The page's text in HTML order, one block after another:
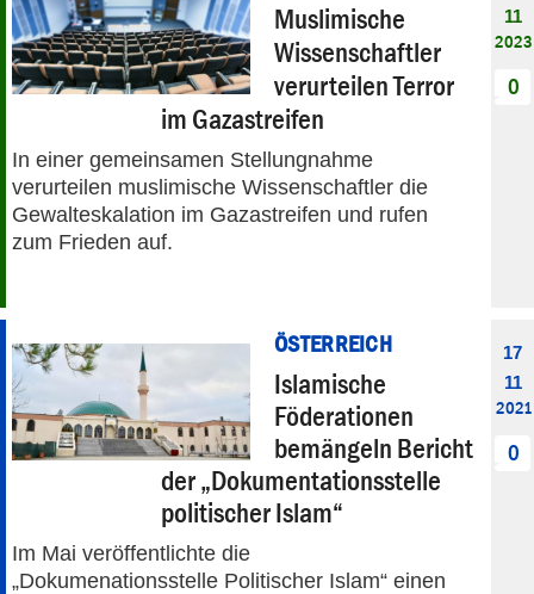
Muslimische
Wissenschaftler
verurteilen Terror
im Gazastreifen
In einer gemeinsamen Stellungnahme
verurteilen muslimische Wissenschaftler die
Gewalteskalation im Gazastreifen und rufen
zum Frieden auf.
11
2023
0
ÖSTERREICH
Islamische
Föderationen
bemängeln Bericht
der „Dokumentationsstelle
politischer Islam“
Im Mai veröffentlichte die
„Dokumenationsstelle Politischer Islam“ einen
17
11
2021
0